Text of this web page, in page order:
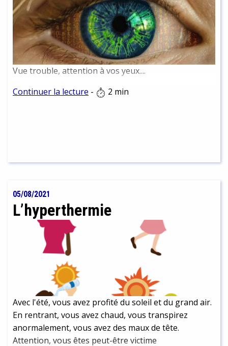
Vue trouble, attention à vos yeux....
Continuer la lecture - 2 min
05/08/2021
L’hyperthermie
Avec l'été, vous avez profité du soleil et du grand air.
En rentrant, vous avez chaud, vous transpirez
anormalement, vous avez des maux de tête.
Attention, vous êtes peut-être victime